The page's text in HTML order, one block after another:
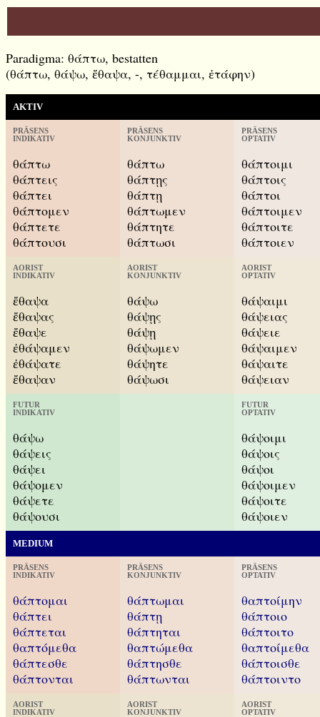
Paradigma: θάπτω, bestatten
(θάπτω, θάψω, ἔθαψα, -, τέθαμμαι, ἐτάφην)
AKTIV
PRÄSENS
INDIKATIV
θάπτω
θάπτεις
θάπτει
θάπτομεν
θάπτετε
θάπτουσι
PRÄSENS
KONJUNKTIV
θάπτω
θάπτῃς
θάπτῃ
θάπτωμεν
θάπτητε
θάπτωσι
PRÄSENS
OPTATIV
θάπτοιμι
θάπτοις
θάπτοι
θάπτοιμεν
θάπτοιτε
θάπτοιεν
AORIST
INDIKATIV
ἔθαψα
ἔθαψας
ἔθαψε
ἐθάψαμεν
ἐθάψατε
ἔθαψαν
AORIST
KONJUNKTIV
θάψω
θάψῃς
θάψῃ
θάψωμεν
θάψητε
θάψωσι
AORIST
OPTATIV
θάψαιμι
θάψειας
θάψειε
θάψαιμεν
θάψαιτε
θάψειαν
FUTUR
INDIKATIV
θάψω
θάψεις
θάψει
θάψομεν
θάψετε
θάψουσι
FUTUR
OPTATIV
θάψοιμι
θάψοις
θάψοι
θάψοιμεν
θάψοιτε
θάψοιεν
MEDIUM
PRÄSENS
INDIKATIV
θάπτομαι
θάπτει
θάπτεται
θαπτόμεθα
θάπτεσθε
θάπτονται
PRÄSENS
KONJUNKTIV
θάπτωμαι
θάπτῃ
θάπτηται
θαπτώμεθα
θάπτησθε
θάπτωνται
PRÄSENS
OPTATIV
θαπτοίμην
θάπτοιο
θάπτοιτο
θαπτοίμεθα
θάπτοισθε
θάπτοιντο
AORIST
INDIKATIV
AORIST
KONJUNKTIV
AORIST
OPTATIV